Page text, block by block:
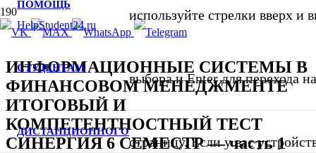
ПОМОЩЬ
СТУДЕНТАМ
ДИСТАНЦИОННОГО
используйте стрелки вверх и
выбора и Enter для перехода
страницу. Если у вас
ИНФОРМАЦИОННЫЕ СИСТЕМЫ В
ФИНАНСОВОМ МЕНЕДЖМЕНТЕ
ИТОГОВЫЙ И
КОМПЕТЕНТНОСТНЫЙ ТЕСТ
СИНЕРГИЯ 6 СЕМЕСТР — часть 1